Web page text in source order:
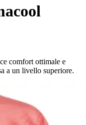
comfort ottimale e
a un livello superiore.